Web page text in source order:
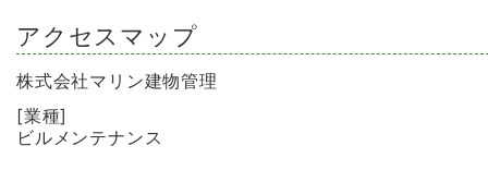
アクセスマップ
株式会社マリン建物管理
[業種]
ビルメンテナンス